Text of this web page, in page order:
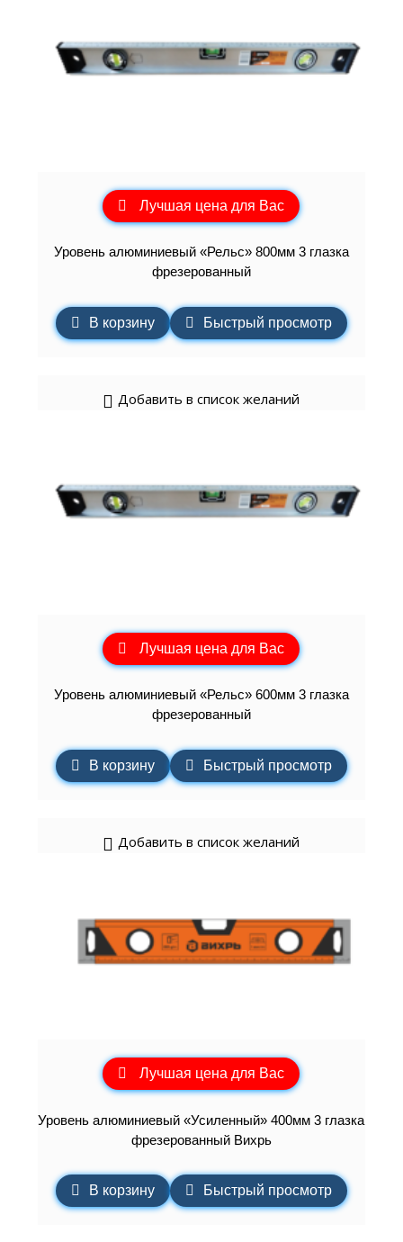
Лучшая цена для Вас
Уровень алюминиевый «Рельс» 800мм 3 глазка
фрезерованный
В корзину Быстрый просмотр
Добавить в список желаний
Лучшая цена для Вас
Уровень алюминиевый «Рельс» 600мм 3 глазка
фрезерованный
В корзину Быстрый просмотр
Добавить в список желаний
Лучшая цена для Вас
Уровень алюминиевый «Усиленный» 400мм 3 глазка
фрезерованный Вихрь
В корзину Быстрый просмотр